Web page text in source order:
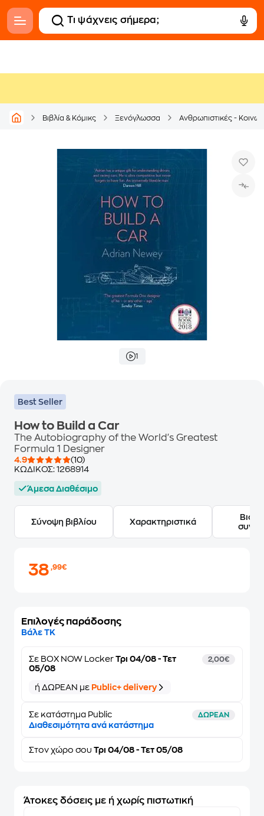
Βιβλία & Κόμικς Ξενόγλωσσα Ανθρωπιστικές -
1
Best Seller
How to Build a Car
The Autobiography of the World's Greatest
Formula 1 Designer
4.9
(10)
ΚΩΔΙΚΟΣ: 1268914
Άμεσα Διαθέσιμο
Σύνοψη βιβλίου Χαρακτηριστικά
38,99€
Επιλογές παράδοσης
Βάλε ΤΚ
Σε BOX NOW Locker Τρι 04/08 - Τετ
05/08
2,00€
ή ΔΩΡΕΑΝ με Public+ delivery
Σε κατάστημα Public ΔΩΡΕΑΝ
Διαθεσιμότητα ανά κατάστημα
Στον χώρο σου Τρι 04/08 - Τετ 05/08
Άτοκες δόσεις με ή χωρίς πιστωτική